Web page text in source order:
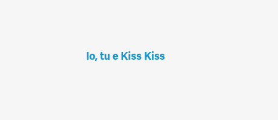
Io, tu e Kiss Kiss